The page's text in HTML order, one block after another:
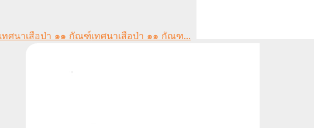
เทศนาเสือป่า ๑๑ กัณฑ...